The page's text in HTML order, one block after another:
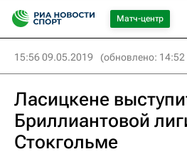
Матч-центр
15:56 09.05.2019 (обновлено:
Ласицкене
Бриллиантовой
Стокгольме